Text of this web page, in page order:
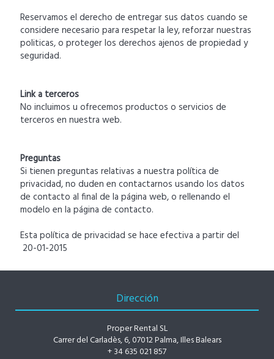
Reservamos el derecho de entregar sus datos cuando se
considere necesario para respetar la ley, reforzar nuestras
politicas, o proteger los derechos ajenos de propiedad y
seguridad.
Link a terceros
No incluimos u ofrecemos productos o servicios de
terceros en nuestra web.
Preguntas
Si tienen preguntas relativas a nuestra política de
privacidad, no duden en contactarnos usando los datos
de contacto al final de la página web, o rellenando el
modelo en la página de contacto.
Esta política de privacidad se hace efectiva a partir del
20-01-2015
Dirección
Proper Rental SL
Carrer del Carladès, 6, 07012 Palma, Illes Balears
+ 34 635 021 857